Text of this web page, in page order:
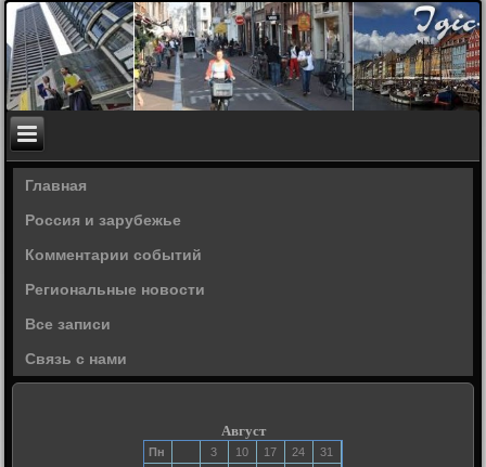
Главная
Россия и зарубежье
Комментарии событий
Региональные новости
Все записи
Связь с нами
Август
Пн 3 10 17 24
31